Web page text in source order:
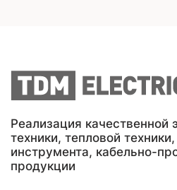
Реализация качественной
техники, тепловой
инструмента, кабельно-
продукции